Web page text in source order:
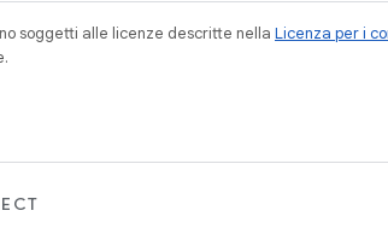
soggetti alle licenze descritte nella Licenza per i